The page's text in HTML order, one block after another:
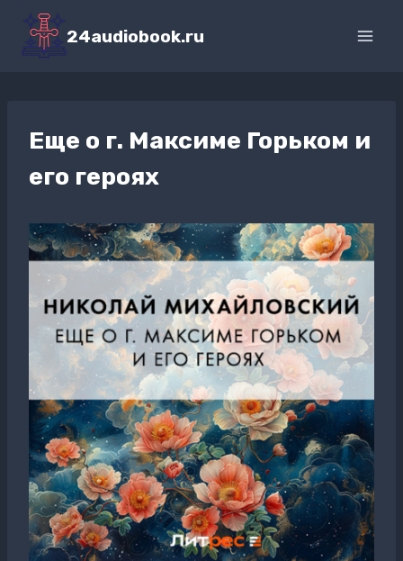
Перейти
содержимому
24audiobook.ru
Еще о г. Максиме Горьком и
его героях